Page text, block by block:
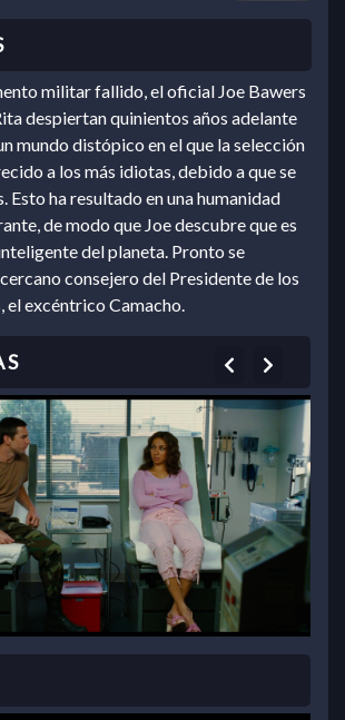
militar fallido, el oficial Joe Bawers
despiertan quinientos años adelante
mundo distópico en el que la selección
a los más idiotas, debido a que se
Esto ha resultado en una humanidad
de modo que Joe descubre que es
del planeta. Pronto se
consejero del Presidente de los
el excéntrico Camacho.
Previous